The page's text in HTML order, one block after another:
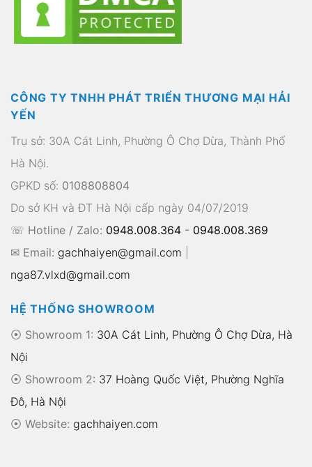
CÔNG TY TNHH PHÁT TRIỂN THƯƠNG MẠI HẢI
YẾN
Trụ sở: 30A Cát Linh, Phường Ô Chợ Dừa, Thành Phố
Hà Nội.
GPKD số: 0108808804
Do sở KH và ĐT Hà Nội cấp ngày 04/07/2019
☏ Hotline / Zalo: 0948.008.364 - 0948.008.369
✉ Email: gachhaiyen@gmail.com
nga87.vlxd@gmail.com
HỆ THỐNG SHOWROOM
⦿ Showroom 1: 30A Cát Linh, Phường Ô Chợ Dừa, Hà
Nội
⦿ Showroom 2: 37 Hoàng Quốc Việt, Phường Nghĩa
Đô, Hà Nội
⦿ Website: gachhaiyen.com